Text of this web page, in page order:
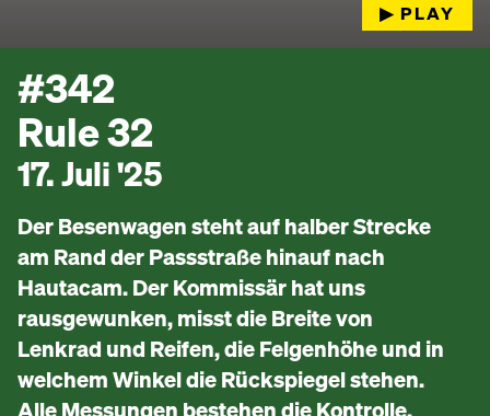
▶︎ PLAY
#342
Rule 32
17. Juli '25
Der Besenwagen steht auf halber Strecke
am Rand der Passstraße hinauf nach
Hautacam. Der Kommissär hat uns
rausgewunken, misst die Breite von
Lenkrad und Reifen, die Felgenhöhe und in
welchem Winkel die Rückspiegel stehen.
Alle Messungen bestehen die Kontrolle,